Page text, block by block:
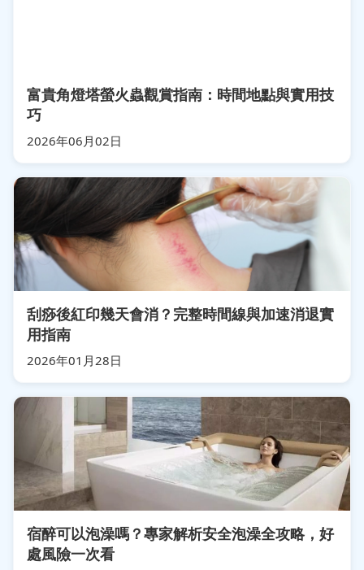
富貴角燈塔螢火蟲觀賞指南：時間地點與實用技
巧
2026年06月02日
刮痧後紅印幾天會消？完整時間線與加速消退實
用指南
2026年01月28日
宿醉可以泡澡嗎？專家解析安全泡澡全攻略，好
處風險一次看